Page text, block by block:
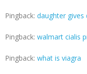
Pingback: daughter gives
Pingback: walmart cialis
Pingback: what is viagra